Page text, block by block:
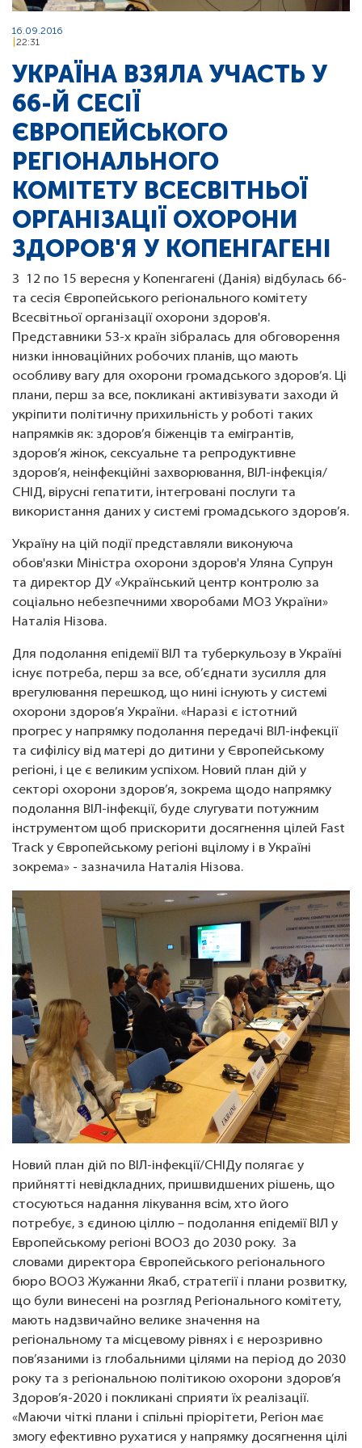
16.09.2016
22:31
УКРАЇНА ВЗЯЛА УЧАСТЬ У
66-Й СЕСІЇ
ЄВРОПЕЙСЬКОГО
РЕГІОНАЛЬНОГО
КОМІТЕТУ ВСЕСВІТНЬОЇ
ОРГАНІЗАЦІЇ ОХОРОНИ
ЗДОРОВ'Я У КОПЕНГАГЕНІ
З 12 по 15 вересня у Копенгагені (Данія) відбулась 66-
та сесія Європейського регіонального комітету
Всесвітньої організації охорони здоров'я.
Представники 53-х країн зібралась для обговорення
низки інноваційних робочих планів, що мають
особливу вагу для охорони громадського здоров’я. Ці
плани, перш за все, покликані активізувати заходи й
укріпити політичну прихильність у роботі таких
напрямків як: здоров’я біженців та емігрантів,
здоров’я жінок, сексуальне та репродуктивне
здоров’я, неінфекційні захворювання, ВІЛ-інфекція/
СНІД, вірусні гепатити, інтегровані послуги та
використання даних у системі громадського здоров’я.
Україну на цій події представляли виконуюча
обов'язки Міністра охорони здоров'я Уляна Супрун
та директор ДУ «Український центр контролю за
соціально небезпечними хворобами МОЗ України»
Наталія Нізова.
Для подолання епідемії ВІЛ та туберкульозу в Україні
існує потреба, перш за все, об’єднати зусилля для
врегулювання перешкод, що нині існують у системі
охорони здоров’я України. «Наразі є істотний
прогрес у напрямку подолання передачі ВІЛ-інфекції
та сифілісу від матері до дитини у Європейському
регіоні, і це є великим успіхом. Новий план дій у
секторі охорони здоров’я, зокрема щодо напрямку
подолання ВІЛ-інфекції, буде слугувати потужним
інструментом щоб прискорити досягнення цілей Fast
Track у Європейському регіоні вцілому і в Україні
зокрема» - зазначила Наталія Нізова.
Новий план дій по ВІЛ-інфекції/СНІДу полягає у
прийнятті невідкладних, пришвидшених рішень, що
стосуються надання лікування всім, хто його
потребує, з єдиною ціллю – подолання епідемії ВІЛ у
Европейському регіоні ВООЗ до 2030 року. За
словами директора Європейського регіонального
бюро ВООЗ Жужанни Якаб, стратегії і плани розвитку,
що були винесені на розгляд Регіонального комітету,
мають надзвичайно велике значення на
регіональному та місцевому рівнях і є нерозривно
пов’язаними із глобальними цілями на період до 2030
року та з регіональною політикою охорони здоров’я
Здоров’я-2020 і покликані сприяти їх реалізації.
«Маючи чіткі плани і спільні пріорітети, Регіон має
змогу ефективно рухатися у напрямку досягнення цілі